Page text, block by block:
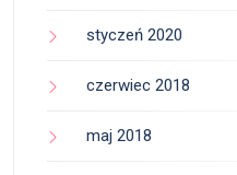
styczeń 2020
czerwiec 2018
maj 2018